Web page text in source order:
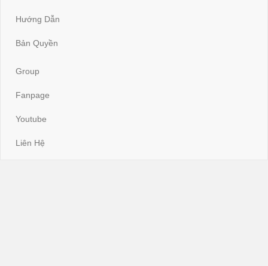
Hướng Dẫn
Bản Quyền
Group
Fanpage
Youtube
Liên Hệ